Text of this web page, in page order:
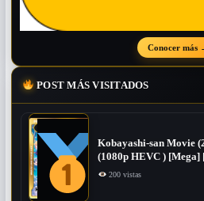
Conocer más
POST MÁS VISITADOS
Kobayashi-san Movie
(1080p HEVC )
200 vistas